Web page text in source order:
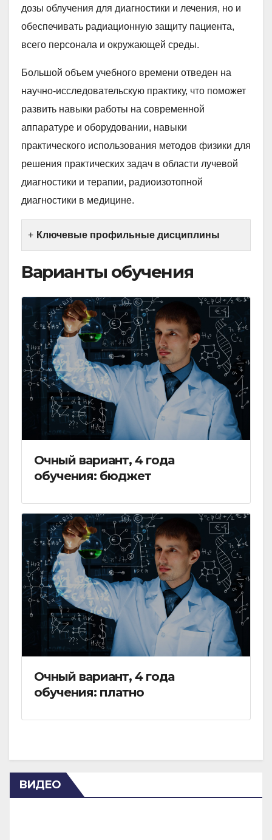
дозы облучения для диагностики и лечения, но и
обеспечивать радиационную защиту пациента,
всего персонала и окружающей среды.
Большой объем учебного времени отведен на
научно-исследовательскую практику, что поможет
развить навыки работы на современной
аппаратуре и оборудовании, навыки
практического использования методов физики для
решения практических задач в области лучевой
диагностики и терапии, радиоизотопной
диагностики в медицине.
Ключевые профильные дисциплины
Варианты обучения
Очный вариант, 4 года
обучения: бюджет
Очный вариант, 4 года
обучения: платно
ВИДЕО